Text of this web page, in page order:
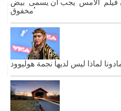
مخفوق'
لماذا ليس لديها نجمة هوليوود